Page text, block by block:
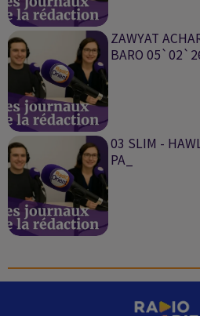
ZAWYAT
BARO
03 SLIM -
PA_